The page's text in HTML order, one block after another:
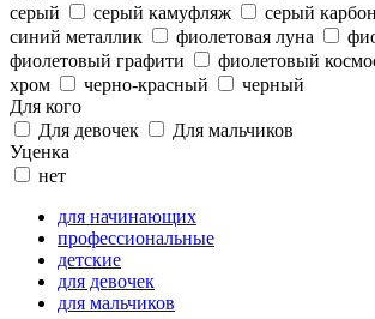
серый
серый камуфляж серый карбон
синий металлик
фиолетовая луна
фиолетовый графити
фиолетовый
хром
черно-красный
черный
Для кого
Для девочек
Для мальчиков
Уценка
нет
для начинающих
профессиональные
детские
для девочек
для мальчиков